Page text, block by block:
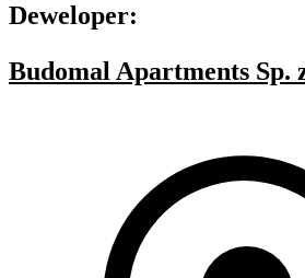
Deweloper:
Budomal Apartments Sp.